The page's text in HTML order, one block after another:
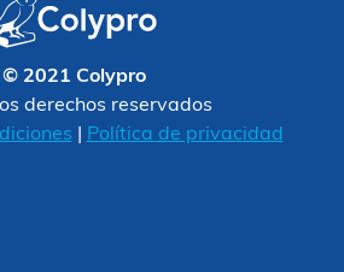
© 2021 Colypro
derechos reservados
Política de privacidad